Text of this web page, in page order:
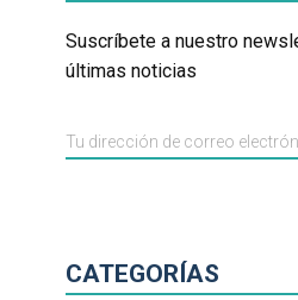
Suscríbete a nuestro
últimas noticias
CATEGORÍAS